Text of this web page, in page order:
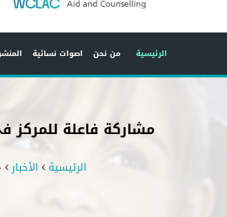
الرئيسية من نحن اصوات نسائية
مشاركة فاعلة للمركز
الرئيسية الأخبار